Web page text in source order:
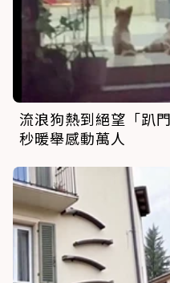
流浪狗熱到絕望「趴
秒暖舉感動萬人